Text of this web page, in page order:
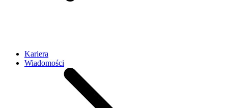
Kariera
Wiadomości